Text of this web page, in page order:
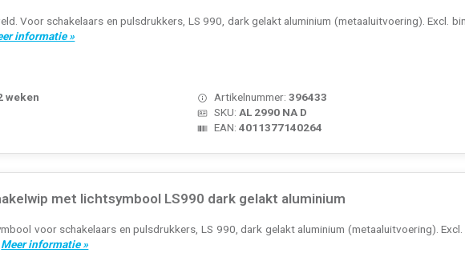
Voor schakelaars en pulsdrukkers, LS 990, dark gelakt aluminium (metaaluitvoering). Excl.
informatie »
Artikelnummer:396433
SKU:AL 2990 NA D
EAN:4011377140264
weken
met lichtsymbool LS990 dark gelakt aluminium
voor schakelaars en pulsdrukkers, LS 990, dark gelakt aluminium (metaaluitvoering).
Meer informatie »